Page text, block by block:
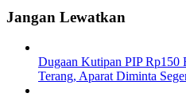
Jangan Lewatkan
Dugaan Kutipan PIP
Terang, Aparat Diminta